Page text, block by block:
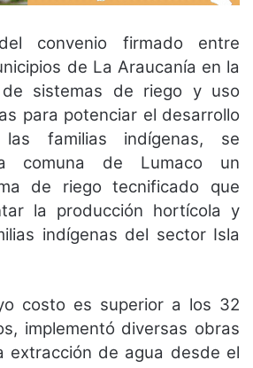
convenio firmado entre
de La Araucanía en la
de sistemas de riego y uso
para potenciar el desarrollo
familias indígenas, se
comuna de Lumaco un
de riego tecnificado que
la producción hortícola y
indígenas del sector Isla
costo es superior a los 32
implementó diversas obras
extracción de agua desde el